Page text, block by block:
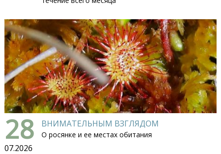
28
07.2026
ВНИМАТЕЛЬНЫМ ВЗГЛЯДОМ
О росянке и ее местах обитания